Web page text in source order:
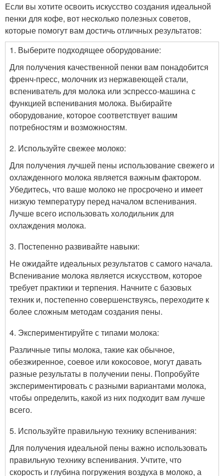
Если вы хотите освоить искусство создания идеальной
пенки для кофе, вот несколько полезных советов,
которые помогут вам достичь отличных результатов:
1. Выберите подходящее оборудование:
Для получения качественной пенки вам понадобится
френч-пресс, молочник из нержавеющей стали,
вспениватель для молока или эспрессо-машина с
функцией вспенивания молока. Выбирайте
оборудование, которое соответствует вашим
потребностям и возможностям.
2. Используйте свежее молоко:
Для получения лучшей пены использование свежего и
охлажденного молока является важным фактором.
Убедитесь, что ваше молоко не просрочено и имеет
низкую температуру перед началом вспенивания.
Лучше всего использовать холодильник для
охлаждения молока.
3. Постепенно развивайте навыки:
Не ожидайте идеальных результатов с самого начала.
Вспенивание молока является искусством, которое
требует практики и терпения. Начните с базовых
техник и, постепенно совершенствуясь, переходите к
более сложным методам создания пены.
4. Экспериментируйте с типами молока:
Различные типы молока, такие как обычное,
обезжиренное, соевое или кокосовое, могут давать
разные результаты в получении пены. Попробуйте
экспериментировать с разными вариантами молока,
чтобы определить, какой из них подходит вам лучше
всего.
5. Используйте правильную технику вспенивания:
Для получения идеальной пены важно использовать
правильную технику вспенивания. Учтите, что
скорость и глубина погружения воздуха в молоко, а